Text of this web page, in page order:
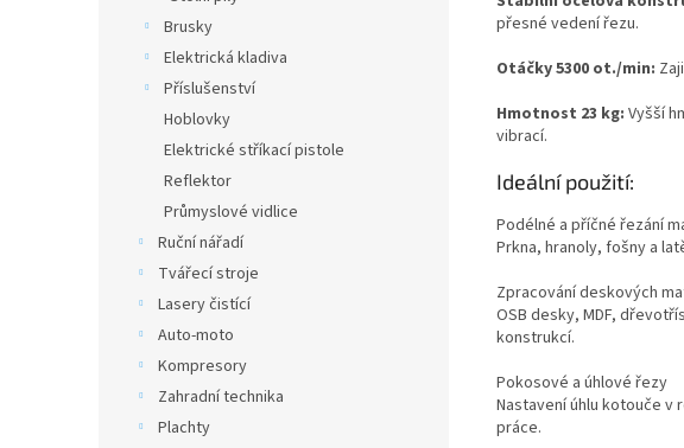
Brusky
Elektrická kladiva
Příslušenství
Hoblovky
Elektrické stříkací pistole
Reflektor
Průmyslové vidlice
Ruční nářadí
Tvářecí stroje
Lasery čistící
Auto-moto
Kompresory
Zahradní technika
Plachty
přesné vedení řezu.
Otáčky 5300 ot./min:
Hmotnost 23 kg: Vyšší
vibrací.
Ideální použití:
Podélné a příčné řezání
Prkna, hranoly, fošny a
Zpracování deskových
OSB desky, MDF,
konstrukcí.
Pokosové a úhlové řezy
Nastavení úhlu kotouče v
práce.